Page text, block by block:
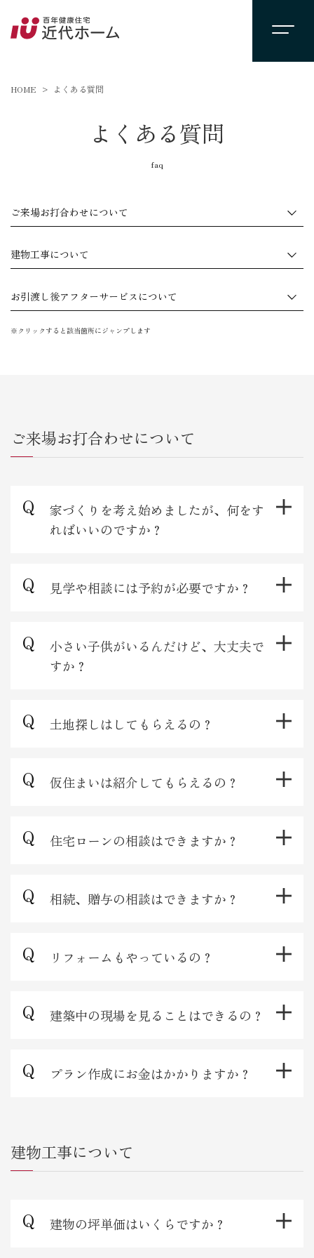
HOME よくある質問
よくある質問
faq
ご来場お打合わせについて
建物工事について
お引渡し後アフターサービスについて
※クリックすると該当箇所にジャンプします
ご来場お打合わせについて
家づくりを考え始めましたが、何をす
ればいいのですか？
見学や相談には予約が必要ですか？
小さい子供がいるんだけど、大丈夫で
すか？
土地探しはしてもらえるの？
仮住まいは紹介してもらえるの？
住宅ローンの相談はできますか？
相続、贈与の相談はできますか？
リフォームもやっているの？
建築中の現場を見ることはできるの？
プラン作成にお金はかかりますか？
建物工事について
建物の坪単価はいくらですか？